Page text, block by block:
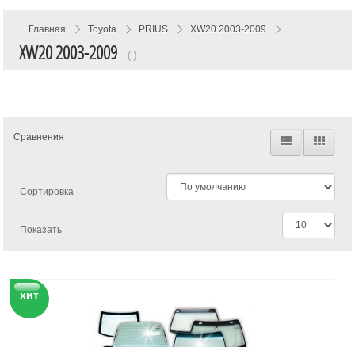
Главная Toyota PRIUS XW20 2003-2009
XW20 2003-2009 ( )
Сравнения
Сортировка
Показать
хит